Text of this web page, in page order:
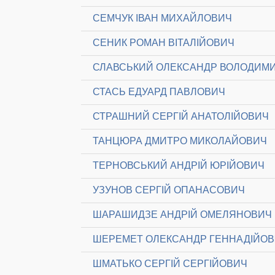
СЕМЧУК ІВАН МИХАЙЛОВИЧ
СЕНИК РОМАН ВІТАЛІЙОВИЧ
СЛАВСЬКИЙ ОЛЕКСАНДР
СТАСЬ ЕДУАРД ПАВЛОВИЧ
СТРАШНИЙ СЕРГІЙ АНАТОЛІЙОВИЧ
ТАНЦЮРА ДМИТРО МИКОЛАЙОВИЧ
ТЕРНОВСЬКИЙ АНДРІЙ ЮРІЙОВИЧ
УЗУНОВ СЕРГІЙ ОПАНАСОВИЧ
ШАРАШИДЗЕ АНДРІЙ ОМЕЛЯНОВИЧ
ШЕРЕМЕТ ОЛЕКСАНДР
ШМАТЬКО СЕРГІЙ СЕРГІЙОВИЧ